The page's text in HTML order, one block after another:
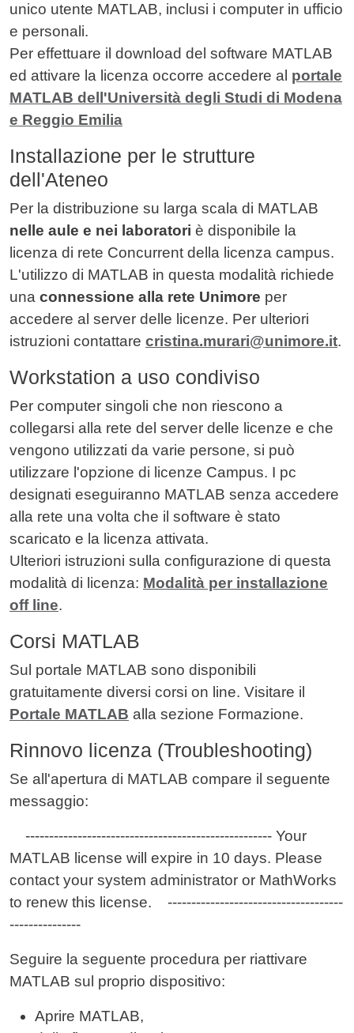
unico utente MATLAB, inclusi i computer in ufficio
e personali.
Per effettuare il download del software MATLAB
ed attivare la licenza occorre accedere al portale
MATLAB dell'Università degli Studi di Modena
e Reggio Emilia
Installazione per le strutture
dell'Ateneo
Per la distribuzione su larga scala di MATLAB
nelle aule e nei laboratori è disponibile la
licenza di rete Concurrent della licenza campus.
L'utilizzo di MATLAB in questa modalità richiede
una connessione alla rete Unimore per
accedere al server delle licenze. Per ulteriori
istruzioni contattare cristina.murari@unimore.it.
Workstation a uso condiviso
Per computer singoli che non riescono a
collegarsi alla rete del server delle licenze e che
vengono utilizzati da varie persone, si può
utilizzare l'opzione di licenze Campus. I pc
designati eseguiranno MATLAB senza accedere
alla rete una volta che il software è stato
scaricato e la licenza attivata.
Ulteriori istruzioni sulla configurazione di questa
modalità di licenza: Modalità per installazione
off line.
Corsi MATLAB
Sul portale MATLAB sono disponibili
gratuitamente diversi corsi on line. Visitare il
Portale MATLAB alla sezione Formazione.
Rinnovo licenza (Troubleshooting)
Se all'apertura di MATLAB compare il seguente
messaggio:
---------------------------------------------------- Your
MATLAB license will expire in 10 days. Please
contact your system administrator or MathWorks
to renew this license. -------------------------------------
---------------
Seguire la seguente procedura per riattivare
MATLAB sul proprio dispositivo:
Aprire MATLAB,